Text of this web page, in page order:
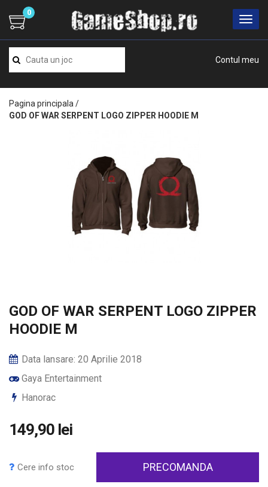
Contul meu
0
Pagina principala /
GOD OF WAR SERPENT LOGO ZIPPER HOODIE M
GOD OF WAR SERPENT LOGO ZIPPER
HOODIE M
Data lansare: 20 Aprilie 2018
Gaya Entertainment
Hanorac
149,90 lei
Cere info stoc PRECOMANDA